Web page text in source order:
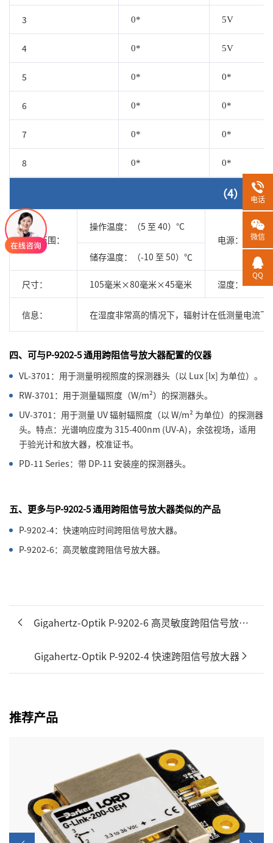
3 0* 5V
4 0* 5V
5 0* 0*
6 0* 0*
7 0* 0*
8 0* 0*
（4）其它
温度范围：
操作温度：（5 至 40）°C
电源：
储存温度：（-10 至 50）℃
尺寸： 105毫米×80毫米×45毫米 湿度：
信息： 在湿度非常高的情况下，辐射计在低测量电流
四、可与P-9202-5 通用跨阻信号放大器配置的仪器
VL-3701：用于测量明视照度的探测器头（以 Lux [lx] 为单位）。
RW-3701：用于测量辐照度（W/m²）的探测器头。
UV-3701：用于测量 UV 辐射辐照度（以 W/m² 为单位）的探测器
头。特点：光谱响应度为 315-400nm (UV-A)，余弦视场，适用
于验光计和放大器，校准证书。
PD-11 Series：带 DP-11 安装座的探测器头。
五、更多与P-9202-5 通用跨阻信号放大器类似的产品
P-9202-4：快速响应时间跨阻信号放大器。
P-9202-6：高灵敏度跨阻信号放大器。
Gigahertz-Optik P-9202-6 高灵敏度跨阻信号放大器
Gigahertz-Optik P-9202-4 快速跨阻信号放大器
推荐产品
电话
微信
QQ